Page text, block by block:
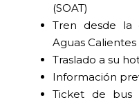
(SOAT)
Tren desde la
Aguas
Traslado a su
Información
Ticket de bus